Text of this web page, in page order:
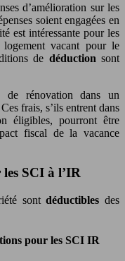
d’amélioration sur les
soient engagées en
est intéressante pour les
vacant pour le
de déductionsont
rénovation dans un
frais, s’ils entrent dans
éligibles, pourront être
fiscal de la vacance
SCI à l’IR
sontdéductiblesdes
pour les SCI IR